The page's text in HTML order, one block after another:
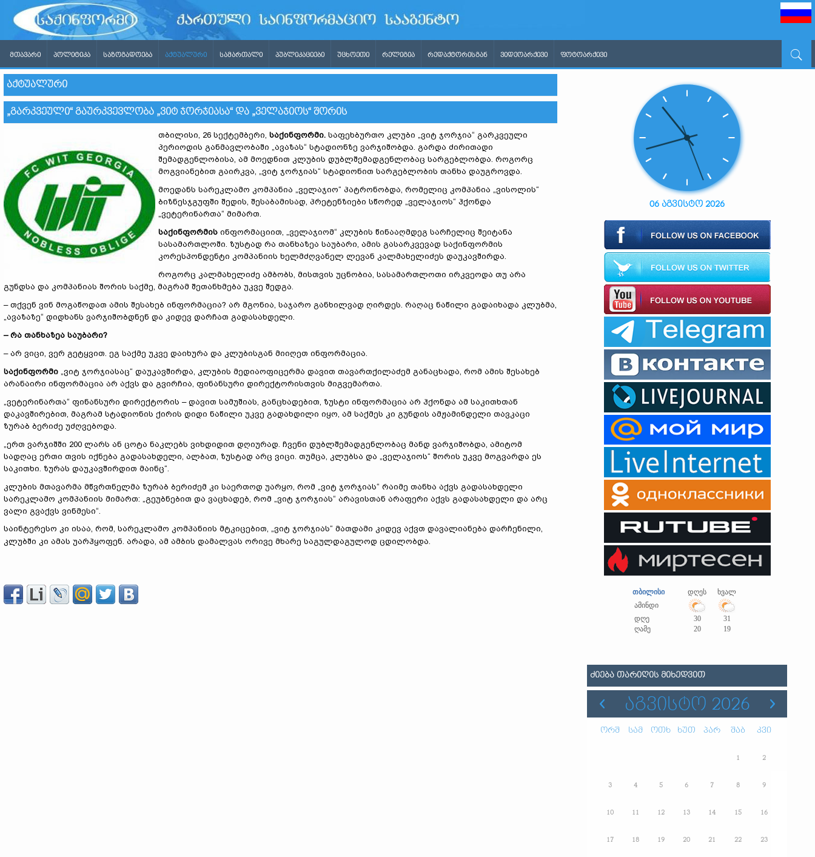
ᲛᲗᲐᲕᲐᲠᲘ ᲞᲝᲚᲘᲢᲘᲙᲐ ᲡᲐᲖᲝᲒᲐᲓᲝᲔᲑᲐ ᲐᲥᲢᲣᲐᲚᲣᲠᲘ ᲡᲐᲛᲐᲠᲗᲐᲚᲘ ᲞᲣᲑᲚᲘᲙᲐᲪᲘᲔᲑᲘ ᲣᲪᲮᲝᲔᲗᲘ ᲠᲔᲚᲘᲒᲘᲐ ᲠᲔᲓᲐᲥᲢᲝᲠᲘᲡᲒᲐᲜ ᲕᲘᲓᲔᲝᲐᲠᲥᲘᲕᲘ ᲤᲝᲢᲝᲐᲠᲥᲘᲕᲘ
ᲐᲥᲢᲣᲐᲚᲣᲠᲘ
„ᲒᲐᲠᲙᲕᲔᲣᲚᲘ“ ᲒᲐᲣᲠᲙᲕᲔᲕᲚᲝᲑᲐ „ᲕᲘᲢ ᲯᲝᲠᲯᲘᲐᲡᲐ“ ᲓᲐ „ᲕᲔᲚᲐᲯᲘᲝᲡ“ ᲨᲝᲠᲘᲡ
თბილისი, 26 სექტემბერი, საქინფორმი. საფეხბურთო კლუბი „ვიტ ჯორჯია“ გარკვეული
პერიოდის განმავლობაში „ავაზას“ სტადიონზე ვარჯიშობდა. გარდა ძირითადი
შემადგენლობისა, ამ მოედნით კლუბის დუბლშემადგენლობაც სარგებლობდა. როგორც
მოგვიანებით გაირკვა, „ვიტ ჯორჯიას“ სტადიონით სარგებლობის თანხა დაუგროვდა.
მოედანს სარეკლამო კომპანია „ველაჯიო“ პატრონობდა, რომელიც კომპანია „ვისოლის“
ბიზნესჯგუფში შედის, შესაბამისად, პრეტენზიები სწორედ „ველაჯიოს“ ჰქონდა
„ვეტერინართა“ მიმართ.
საქინფორმის ინფორმაციით, „ველაჯიომ“ კლუბის წინააღმდეგ სარჩელიც შეიტანა
სასამართლოში. ზუსტად რა თანხაზეა საუბარი, ამის გასარკვევად საქინფორმის
კორესპონდენტი კომპანიის ხელმძღვანელ ლევან კალმახელიძეს დაუკავშირდა.
როგორც კალმახელიძე ამბობს, მისთვის უცნობია, სასამართლოთი ირკვეოდა თუ არა
გუნდსა და კომპანიას შორის საქმე, მაგრამ შეთანხმება უკვე შედგა.
– თქვენ ვინ მოგაწოდათ ამის შესახებ ინფორმაცია? არ მგონია, საჯარო განხილვად ღირდეს. რაღაც ნაწილი გადაიხადა კლუბმა,
„ავაზაზე“ დიდხანს ვარჯიშობდნენ და კიდევ დარჩათ გადასახდელი.
–რა თანხაზეა საუბარი?
– არ ვიცი, ვერ გეტყვით. ეგ საქმე უკვე დაიხურა და კლუბისგან მიიღეთ ინფორმაცია.
საქინფორმი „ვიტ ჯორჯიასაც“ დაუკავშირდა, კლუბის მედიაოფიცერმა დავით თავართქილაძემ განაცხადა, რომ ამის შესახებ
არანაირი ინფორმაცია არ აქვს და გვირჩია, ფინანსური დირექტორისთვის მიგვემართა.
„ვეტერინართა“ ფინანსური დირექტორის – დავით სამუშიას, განცხადებით, ზუსტი ინფორმაცია არ ჰქონდა ამ საკითხთან
დაკავშირებით, მაგრამ სტადიონის ქირის დიდი ნაწილი უკვე გადახდილი იყო, ამ საქმეს კი გუნდის ამჟამინდელი თავკაცი
ზურაბ ბერიძე უძღვებოდა.
„ერთ ვარჯიშში 200 ლარს ან ცოტა ნაკლებს ვიხდიდით დღიურად. ჩვენი დუბლშემადგენლობაც მანდ ვარჯიშობდა, ამიტომ
სადღაც ერთი თვის იქნება გადასახდელი, ალბათ, ზუსტად არც ვიცი. თუმცა, კლუბსა და „ველაჯიოს“ შორის უკვე მოგვარდა ეს
საკითხი. ზურას დაუკავშირდით მაინც“.
კლუბის მთავარმა მწვრთნელმა ზურაბ ბერიძემ კი საერთოდ უარყო, რომ „ვიტ ჯორჯიას“ რაიმე თანხა აქვს გადასახდელი
სარეკლამო კომპანიის მიმართ: „გეუბნებით და ვაცხადებ, რომ „ვიტ ჯორჯიას“ არავისთან არაფერი აქვს გადასახდელი და არც
ვალი გვაქვს ვინმესი“.
საინტერესო კი ისაა, რომ, სარეკლამო კომპანიის მტკიცებით, „ვიტ ჯორჯიას“ მათდამი კიდევ აქვთ დავალიანება დარჩენილი,
კლუბში კი ამას უარჰყოფენ. არადა, ამ ამბის დამალვას ორივე მხარე საგულდაგულოდ ცდილობდა.
06 აგვისტო 2026
თბილისი დღეს
ხვალ
ამინდი
დღე
30
31
ღამე
20 19
ᲫᲘᲔᲑᲐ ᲗᲐᲠᲘᲦᲘᲡ ᲛᲘᲮᲔᲓᲕᲘᲗ
ᲐᲒᲕᲘᲡᲢᲝ 2026
ორშ სამ ოთხ ხუთ პარ შაბ კვი
1 2
3 4 5 6 7 8 9
10 11 12 13 14 15 16
17 18 19 20 21 22 23